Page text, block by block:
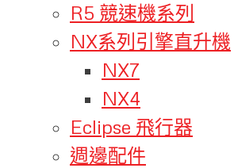
R5 競速機系列
NX系列引擎直升機
NX7
NX4
Eclipse 飛行器
週邊配件